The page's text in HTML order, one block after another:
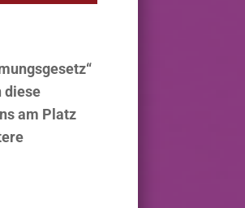
diese
am Platz